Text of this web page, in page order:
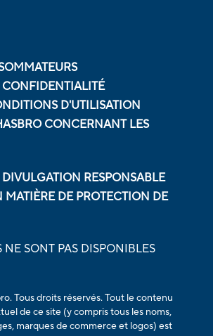
D'UTILISATION
CONCERNANT LES
RESPONSABLE
MATIÈRE DE PROTECTION DE
NE SONT PAS DISPONIBLES
Tous droits réservés. Tout le contenu
de ce site (y compris tous les noms,
marques de commerce et logos) est